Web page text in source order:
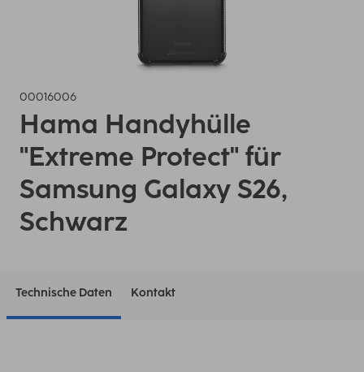
00016006
Hama Handyhülle
"Extreme Protect" für
Samsung Galaxy S26,
Schwarz
Technische Daten Kontakt